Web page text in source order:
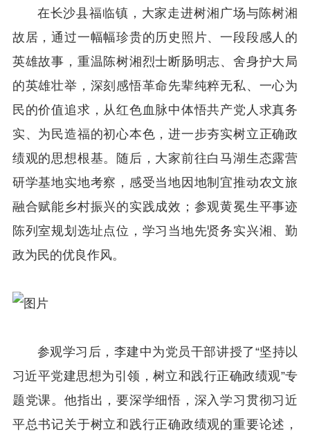
在长沙县福临镇，大家走进树湘广场与陈树湘
故居，通过一幅幅珍贵的历史照片、一段段感人的
英雄故事，重温陈树湘烈士断肠明志、舍身护大局
的英雄壮举，深刻感悟革命先辈纯粹无私、一心为
民的价值追求，从红色血脉中体悟共产党人求真务
实、为民造福的初心本色，进一步夯实树立正确政
绩观的思想根基。随后，大家前往白马湖生态露营
研学基地实地考察，感受当地因地制宜推动农文旅
融合赋能乡村振兴的实践成效；参观黄冕生平事迹
陈列室规划选址点位，学习当地先贤务实兴湘、勤
政为民的优良作风。
参观学习后，李建中为党员干部讲授了“坚持以
习近平党建思想为引领，树立和践行正确政绩观”专
题党课。他指出，要深学细悟，深入学习贯彻习近
平总书记关于树立和践行正确政绩观的重要论述，